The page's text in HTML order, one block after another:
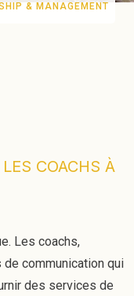
& MANAGEMENT
COACHS À
Les coachs,
de communication qui
des services de